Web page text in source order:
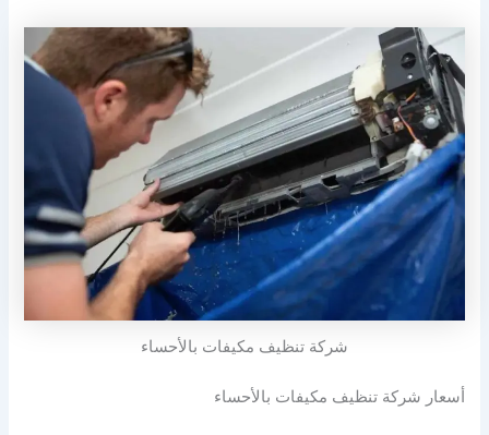
شركة تنظيف مكيفات بالأحساء
أسعار شركة تنظيف مكيفات بالأحساء